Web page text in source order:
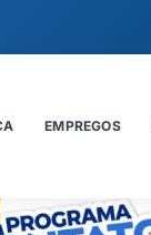
EMPREGOS